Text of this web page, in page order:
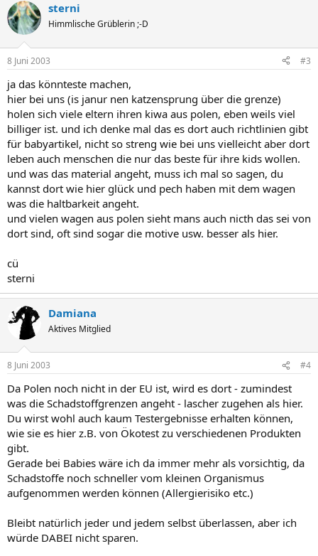
sterni
Himmlische Grüblerin ;-D
8 Juni 2003 #3
ja das könnteste machen,
hier bei uns (is janur nen katzensprung über die grenze)
holen sich viele eltern ihren kiwa aus polen, eben weils viel
billiger ist. und ich denke mal das es dort auch richtlinien gibt
für babyartikel, nicht so streng wie bei uns vielleicht aber dort
leben auch menschen die nur das beste für ihre kids wollen.
und was das material angeht, muss ich mal so sagen, du
kannst dort wie hier glück und pech haben mit dem wagen
was die haltbarkeit angeht.
und vielen wagen aus polen sieht mans auch nicth das sei von
dort sind, oft sind sogar die motive usw. besser als hier.
cü
sterni
Damiana
Aktives Mitglied
8 Juni 2003 #4
Da Polen noch nicht in der EU ist, wird es dort - zumindest
was die Schadstoffgrenzen angeht - lascher zugehen als hier.
Du wirst wohl auch kaum Testergebnisse erhalten können,
wie sie es hier z.B. von Ökotest zu verschiedenen Produkten
gibt.
Gerade bei Babies wäre ich da immer mehr als vorsichtig, da
Schadstoffe noch schneller vom kleinen Organismus
aufgenommen werden können (Allergierisiko etc.)
Bleibt natürlich jeder und jedem selbst überlassen, aber ich
würde DABEI nicht sparen.